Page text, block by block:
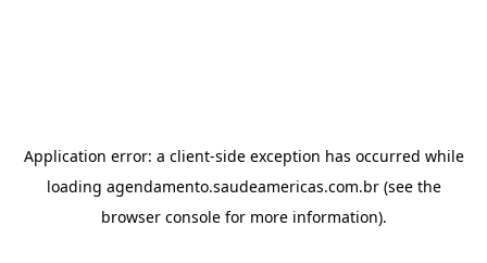
Application error: a client-side exception has occurred while
loading agendamento.saudeamericas.com.br(see the
browser consolefor more information).